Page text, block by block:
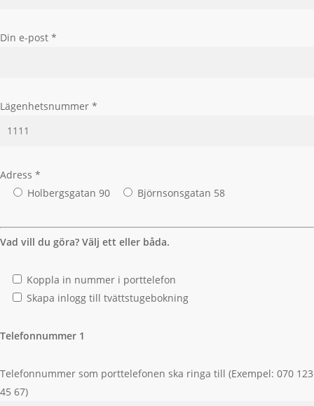
Din e-post *
Lägenhetsnummer *
Adress *
Holbergsgatan 90
Björnsonsgatan 58
Vad vill du göra? Välj ett eller båda.
Koppla in nummer i porttelefon
Skapa inlogg till tvättstugebokning
Telefonnummer 1
Telefonnummer som porttelefonen ska ringa till (Exempel: 070 123
45 67)